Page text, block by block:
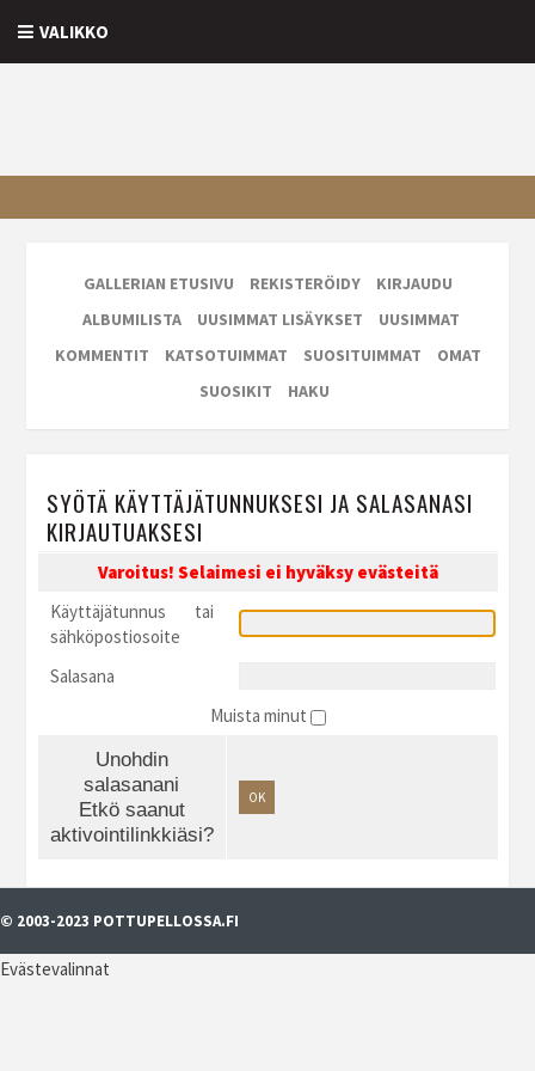
VALIKKO
GALLERIAN ETUSIVU REKISTERÖIDY
KIRJAUDU
ALBUMILISTA
UUSIMMAT LISÄYKSET
UUSIMMAT
KOMMENTIT
KATSOTUIMMAT SUOSITUIMMAT
OMAT
SUOSIKIT
HAKU
SYÖTÄ KÄYTTÄJÄTUNNUKSESI JA SALASANASI
KIRJAUTUAKSESI
Varoitus! Selaimesi ei hyväksy evästeitä
Käyttäjätunnus tai
sähköpostiosoite
Salasana
Muista minut
Unohdin
salasanani
Etkö saanut
aktivointilinkkiäsi?
OK
© 2003-2023 POTTUPELLOSSA.FI
Evästevalinnat